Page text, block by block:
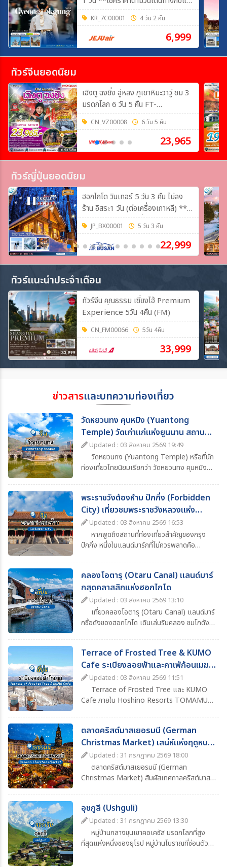
ดมินเท่านั้น**
KR_7C00001 4 วัน 2 คืน
6,999
ทัวร์จีนยอดนิยม
เฉิงตู ฉงชิ่ง อู่หลง ภูเขาหิมะวาวู่ ชม 3
มรดกโลก 6 วัน 5 คืน FT-
TFUVZ33A
CN_VZ00008 6 วัน 5 คืน
23,965
ทัวร์ญี่ปุ่นยอดนิยม
ฮอกไกโด วินเทอร์ 5 วัน 3 คืน ไม่ลง
ร้าน อิสระ1 วัน (ต่อเครื่องเกาหลี) **
เช็คราคาอัพเดตและที่นั่งว่างกับแอดมิน
** JP_BX00001 5 วัน 3 คืน
22,999
ทัวร์แนะนำประจำเดือน
ทัวร์จีน คุณธรรม เซี่ยงไฮ้ Premium
Experience 5วัน 4คืน (FM)
CN_FM00066 5วัน 4คืน
33,999
ข่าวสารและบทความท่องเที่ยว
วัดหยวนทง คุนหมิง (Yuantong
Temple) วัดเก่าแก่แห่งยูนนาน สถานที่
ท่องเที่ยวห้ามพลาด
Updated : 03 สิงหาคม 2569 19:49
วัดหยวนทง (Yuantong Temple) หรือที่นัก
ท่องเที่ยวไทยนิยมเรียกว่า วัดหยวนทง คุนหมิง
ประวัติศาสตร์ยาวนานกว่า 1,200 ปี ผสมผสาน
ความงดงามของสถาปัตยกรรมจีนโบราณ ความ
ศรัทธาทางพุทธศาสนา และบรรยากาศอันร่มรื่น
จึงกลายเป็นหนึ่งในจุดหมายสำคัญของโปรแกรม
ทัวร์คุนหมิง–ยูนนาน ที่นักท่องเที่ยวไม่ควรพลาด
พระราชวังต้องห้าม ปักกิ่ง (Forbidden
City) เที่ยวชมพระราชวังหลวงแห่ง
ราชวงศ์จีน
Updated : 03 สิงหาคม 2569 16:53
หากพูดถึงสถานที่ท่องเที่ยวสำคัญของกรุง
ปักกิ่ง หนึ่งในแลนด์มาร์กที่ไม่ควรพลาดคือ
หลวงอันยิ่งใหญ่ที่ตั้งอยู่ใจกลางกรุงปักกิ่ง
ประเทศจีน และเป็นหนึ่งในสัญลักษณ์สำคัญของ
ประวัติศาสตร์จีน
คลองโอตารุ (Otaru Canal) แลนด์มาร์
กสุดคลาสสิกแห่งฮอกไกโด
Updated : 03 สิงหาคม 2569 13:10
เที่ยวคลองโอตารุ (Otaru Canal) แลนด์มาร์
กชื่อดังของฮอกไกโด เดินเล่นริมคลอง ชมโกดัง
Terrace of Frosted Tree & KUMO
Cafe ระเบียงลอยฟ้าและคาเฟ่ก้อนเมฆ
ฮอกไกโด
Updated : 03 สิงหาคม 2569 11:51
Terrace of Frosted Tree และ KUMO
Cafe ภายใน Hoshino Resorts TOMAMU
และจิบเครื่องดื่มอุ่นๆ พร้อมวิวหิมะสีขาวสุดโรแมน
ติก
ตลาดคริสต์มาสเยอรมนี (German
Christmas Market) เสน่ห์แห่งฤดูหนาว
ที่ต้องไปสัมผัสสักครั้ง
Updated : 31 กรกฎาคม 2569 18:00
ตลาดคริสต์มาสเยอรมนี (German
Christmas Market) สัมผัสเทศกาลคริสต์มาส
โรแมนติก พร้อมข้อมูลการเดินทาง ช่วงเวลาที่
เหมาะแก่การเที่ยว และไฮไลต์ที่ไม่ควรพลาด
อุชกูลี (Ushguli)
Updated : 31 กรกฎาคม 2569 13:30
หมู่บ้านกลางขุนเขาคอเคซัส มรดกโลกที่สูง
ที่สุดแห่งหนึ่งของยุโรป หมู่บ้านโบราณที่ซ่อนตัว